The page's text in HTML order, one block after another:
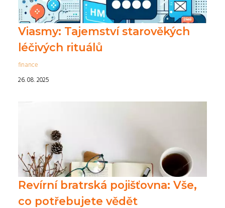
Viasmy: Tajemství starověkých
léčivých rituálů
finance
26. 08. 2025
Revírní bratrská pojišťovna: Vše,
co potřebujete vědět